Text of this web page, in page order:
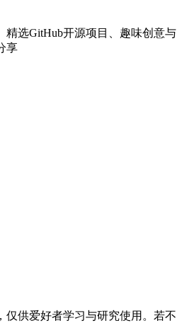
精选GitHub开源项目、趣味创意与
享
仅供爱好者学习与研究使用。若不